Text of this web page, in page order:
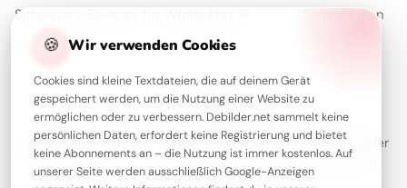
🍪 Wir verwenden Cookies
Cookies sind kleine Textdateien, die auf deinem Gerät
gespeichert werden, um die Nutzung einer Website zu
ermöglichen oder zu verbessern. Debilder.net sammelt keine
persönlichen Daten, erfordert keine Registrierung und bietet
keine Abonnements an – die Nutzung ist immer kostenlos. Auf
unserer Seite werden ausschließlich Google-Anzeigen
Sammlungen
Über Debilder
Debilder ist deine Plattform für die schönsten Grüße und Bilder
zum Teilen. Entdecke unsere Sammlung und verschenke ein
Lächeln!